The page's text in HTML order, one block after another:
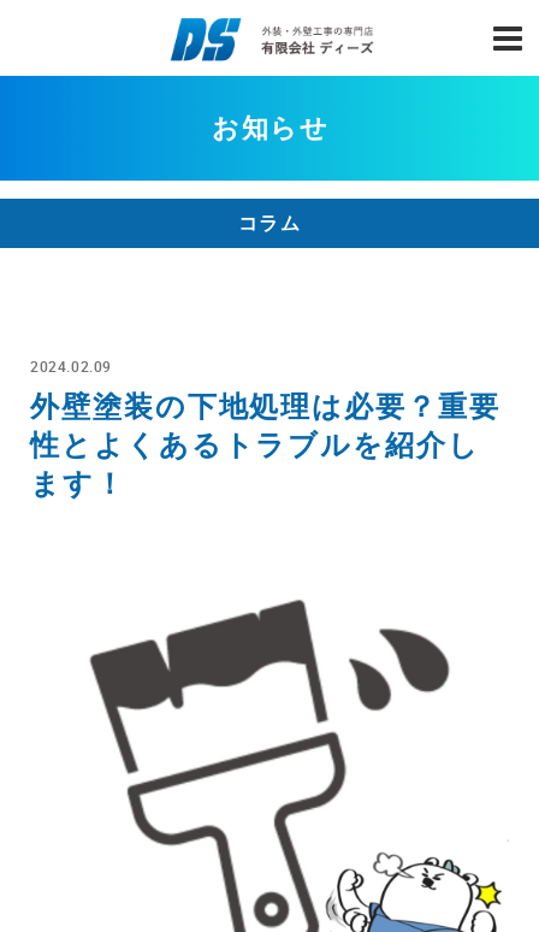
お知らせ
コラム
2024.02.09
外壁塗装の下地処理は必要？重要
性とよくあるトラブルを紹介し
ます！